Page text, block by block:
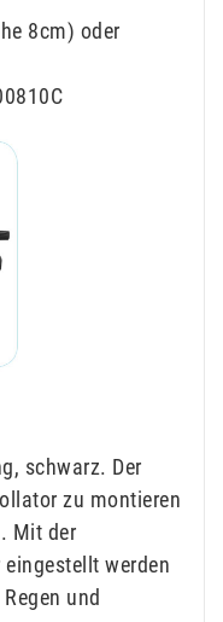
8cm) oder
schwarz. Der
zu montieren
Mit der
werden
und